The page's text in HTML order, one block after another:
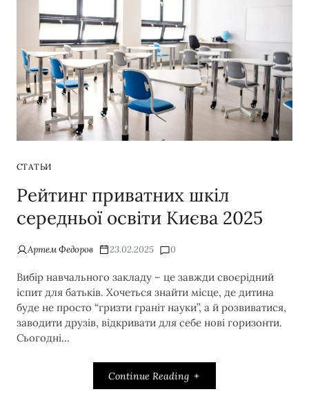
СТАТЬИ
Рейтинг приватних шкіл
середньої освіти Києва 2025
Артем Федоров 23.02.2025 0
Вибір навчального закладу – це завжди своєрідний
іспит для батьків. Хочеться знайти місце, де дитина
буде не просто “гризти граніт науки”, а й розвиватися,
заводити друзів, відкривати для себе нові горизонти.
Сьогодні...
Continue Reading